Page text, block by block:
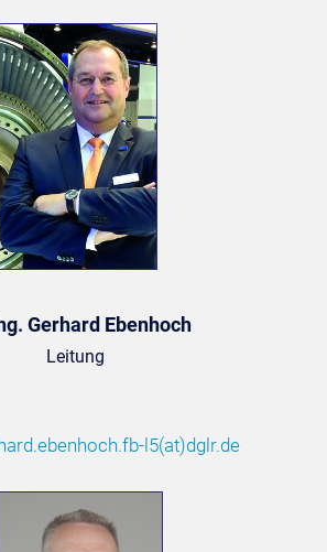
Gerhard Ebenhoch
Leitung
l5(at)dglr.de